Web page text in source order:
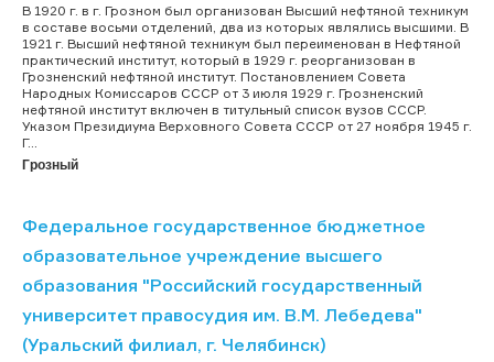
В 1920 г. в г. Грозном был организован Высший нефтяной техникум
в составе восьми отделений, два из которых являлись высшими. В
1921 г. Высший нефтяной техникум был переименован в Нефтяной
практический институт, который в 1929 г. реорганизован в
Грозненский нефтяной институт. Постановлением Совета
Народных Комиссаров СССР от 3 июля 1929 г. Грозненский
нефтяной институт включен в титульный список вузов СССР.
Указом Президиума Верховного Совета СССР от 27 ноября 1945 г.
Г...
Грозный
Федеральное государственное бюджетное
образовательное учреждение высшего
образования "Российский государственный
университет правосудия им. В.М. Лебедева"
(Уральский филиал, г. Челябинск)